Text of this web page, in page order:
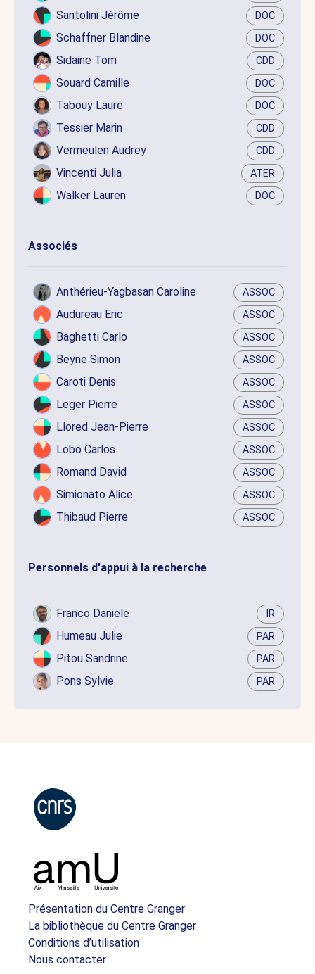
Santolini Jérôme DOC
Schaffner Blandine DOC
Sidaine Tom CDD
Souard Camille DOC
Tabouy Laure DOC
Tessier Marin CDD
Vermeulen Audrey CDD
Vincenti Julia ATER
Walker Lauren DOC
Associés
Anthérieu-Yagbasan Caroline ASSOC
Audureau Eric ASSOC
Baghetti Carlo ASSOC
Beyne Simon ASSOC
Caroti Denis ASSOC
Leger Pierre ASSOC
Llored Jean-Pierre ASSOC
Lobo Carlos ASSOC
Romand David ASSOC
Simionato Alice ASSOC
Thibaud Pierre ASSOC
Personnels d'appui à la recherche
Franco Daniele IR
Humeau Julie PAR
Pitou Sandrine PAR
Pons Sylvie PAR
Présentation du Centre Granger
La bibliothèque du Centre Granger
Conditions d’utilisation
Nous contacter